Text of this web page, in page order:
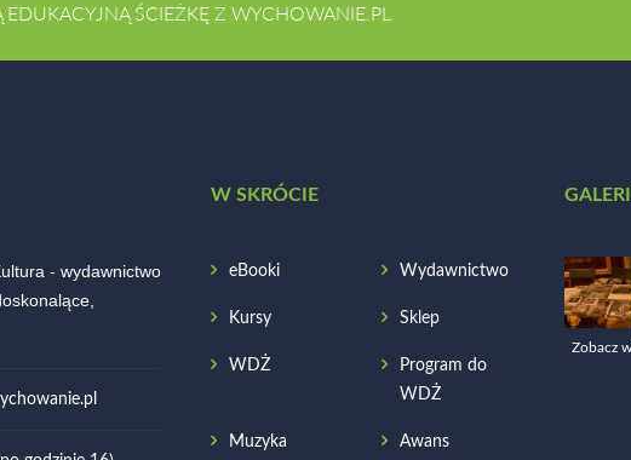
ŚCIEŻKĘ Z WYCHOWANIE.PL
- wydawnictwo
W SKRÓCIE
eBooki Wydawnictwo
Kursy Sklep
WDŻ
Program do
WDŻ
Muzyka Awans
Zobacz